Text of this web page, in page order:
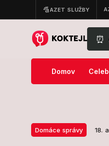
⏰
To najhoršie ešte len PRÍDE!
Domov
Domáce správy 18.